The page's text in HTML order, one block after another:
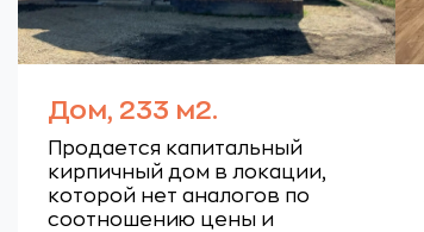
Дом, 233 м2.
Продается капитальный
кирпичный дом в локации,
которой нет аналогов по
соотношению цены и